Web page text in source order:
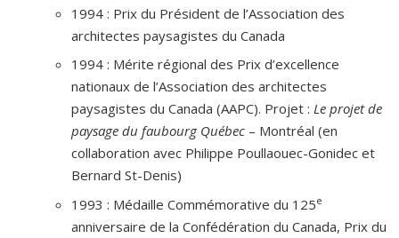
1994 : Prix du Président de l’Association des
architectes paysagistes du Canada
1994 : Mérite régional des Prix d’excellence
nationaux de l’Association des architectes
paysagistes du Canada (AAPC). Projet : Le projet de
paysage du faubourg Québec – Montréal (en
collaboration avec Philippe Poullaouec-Gonidec et
Bernard St-Denis)
1993 : Médaille Commémorative du 125e
anniversaire de la Confédération du Canada, Prix du